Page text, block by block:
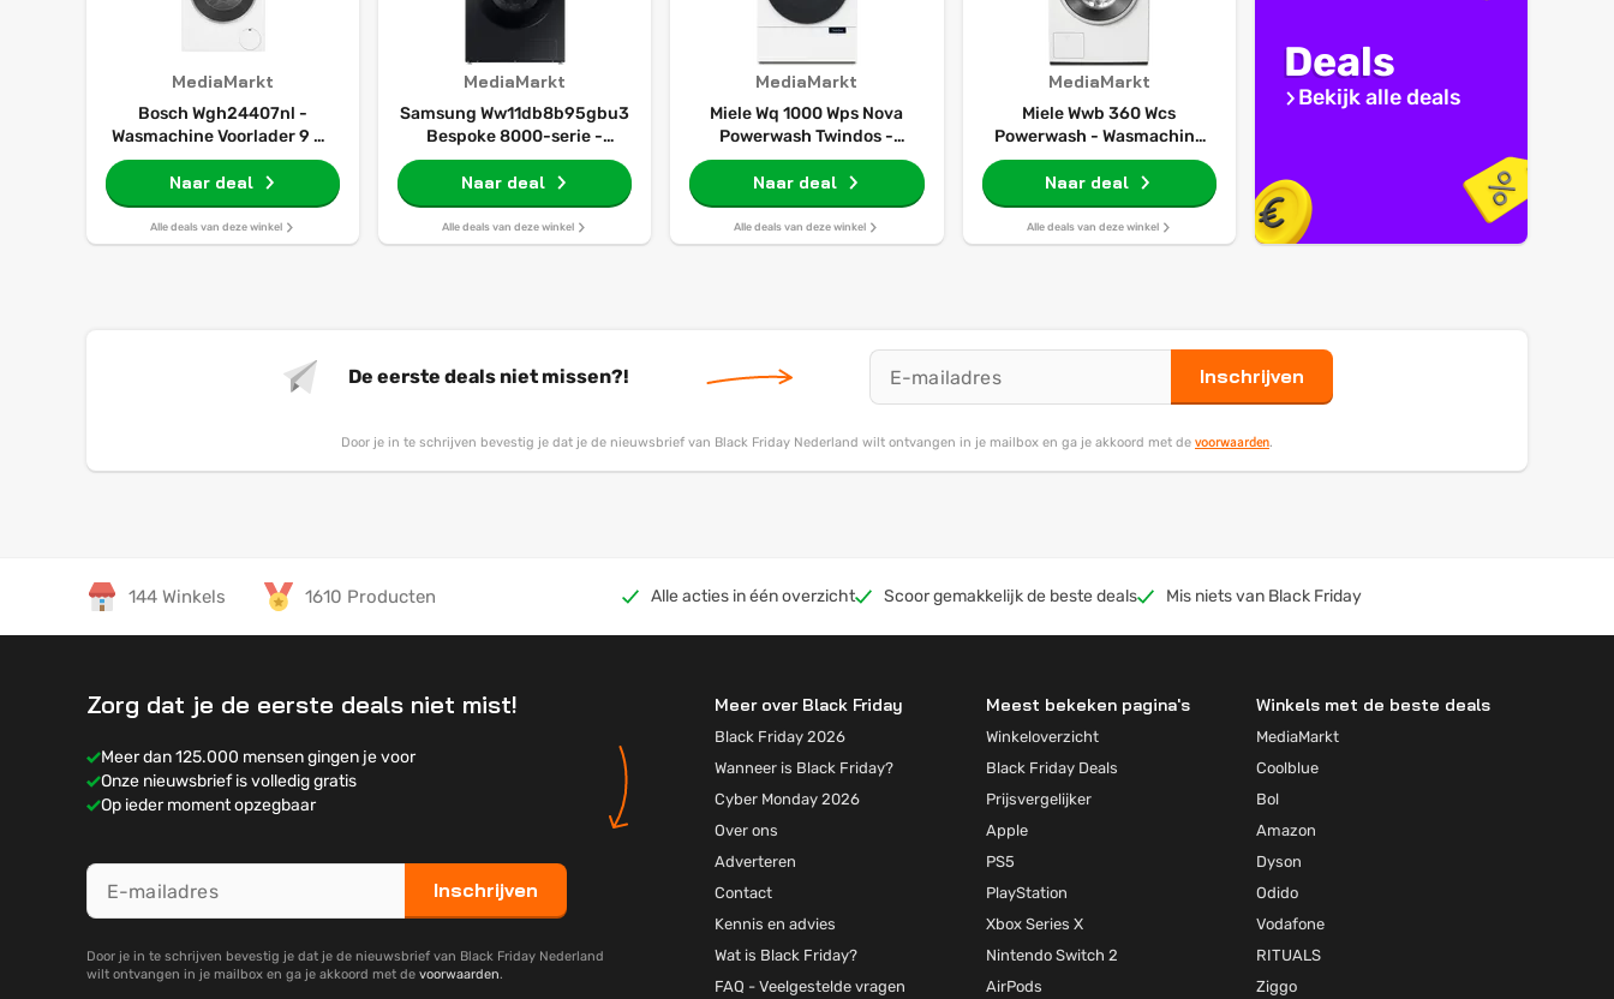
MediaMarkt
Bosch Wgh24407nl -
Wasmachine Voorlader 9 Kg
1400 Rpm 70 Db
Naar deal
Alle deals van deze winkel
MediaMarkt
Samsung Ww11db8b95gbu3
Bespoke 8000-serie -
Wasmachine Voorlader 11 Kg
1400 Rpm 72 Db
Automatisch Doseren
Naar deal
Alle deals van deze winkel
MediaMarkt
Miele Wq 1000 Wps Nova
Powerwash Twindos -
Wasmachine Voorlader 9 Kg
1600 Rpm 67 Db
Automatisch Doseren
Naar deal
Alle deals van deze winkel
MediaMarkt
Miele Wwb 360 Wcs
Powerwash - Wasmachine
Voorlader 8 Kg 1400 Rpm 72
Db
Naar deal
Alle deals van deze winkel
Deals
Bekijk alle deals
De eerste deals niet missen?! Inschrijven
Door je in te schrijven bevestig je dat je de nieuwsbrief van Black Friday Nederland wilt ontvangen in je mailbox en ga je akkoord met de voorwaarden.
144 Winkels 1610 Producten Alle acties in één overzicht Scoor gemakkelijk de beste deals Mis niets van Black Friday
Zorg dat je de eerste deals niet mist!
Meer dan 125.000 mensen gingen je voor
Onze nieuwsbrief is volledig gratis
Op ieder moment opzegbaar
Inschrijven
Door je in te schrijven bevestig je dat je de nieuwsbrief van Black Friday Nederland
wilt ontvangen in je mailbox en ga je akkoord met de voorwaarden.
Meer over Black Friday
Black Friday 2026
Wanneer is Black Friday?
Cyber Monday 2026
Over ons
Adverteren
Contact
Kennis en advies
Wat is Black Friday?
FAQ - Veelgestelde vragen
Meest bekeken pagina's
Winkeloverzicht
Black Friday Deals
Prijsvergelijker
Apple
PS5
PlayStation
Xbox Series X
Nintendo Switch 2
AirPods
Winkels met de beste deals
MediaMarkt
Coolblue
Bol
Amazon
Dyson
Odido
Vodafone
RITUALS
Ziggo